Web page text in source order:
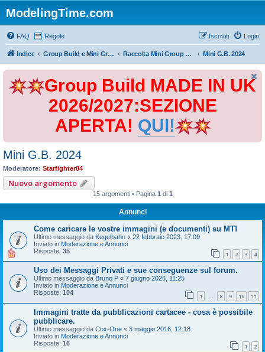
ModelingTime.com
FAQ Regole Login
Iscriviti
Indice Group Build e Mini Group Build Raccolta Mini Group Build Mini G.B. 2024
Group Build MADE IN UK
2026/2027:SEZIONE
APERTA! QUI!
Mini G.B. 2024
Moderatore: Starfighter84
Nuovo argomento
15 argomenti • Pagina 1 di 1
Annunci
Come caricare le vostre immagini (e documenti) su MT!
Ultimo messaggio da Kegelbahn « 22 febbraio 2023, 17:09
Inviato in Moderazione e Annunci
Risposte: 35 1 2 3 4
Uso dei Messaggi Privati e sue conseguenze sul forum.
Ultimo messaggio da Bruno P « 7 giugno 2026, 11:25
Inviato in Moderazione e Annunci
Risposte: 104 1 … 8 9 10 11
Immagini tratte da pubblicazioni cartacee - cosa è possibile
pubblicare.
Ultimo messaggio da Cox-One « 3 maggio 2016, 12:18
Inviato in Moderazione e Annunci
Risposte: 16 1 2